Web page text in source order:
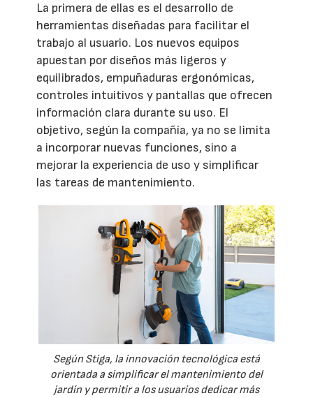
La primera de ellas es el desarrollo de
herramientas diseñadas para facilitar el
trabajo al usuario. Los nuevos equipos
apuestan por diseños más ligeros y
equilibrados, empuñaduras ergonómicas,
controles intuitivos y pantallas que ofrecen
información clara durante su uso. El
objetivo, según la compañía, ya no se limita
a incorporar nuevas funciones, sino a
mejorar la experiencia de uso y simplificar
las tareas de mantenimiento.
Según Stiga, la innovación tecnológica está
orientada a simplificar el mantenimiento del
jardín y permitir a los usuarios dedicar más